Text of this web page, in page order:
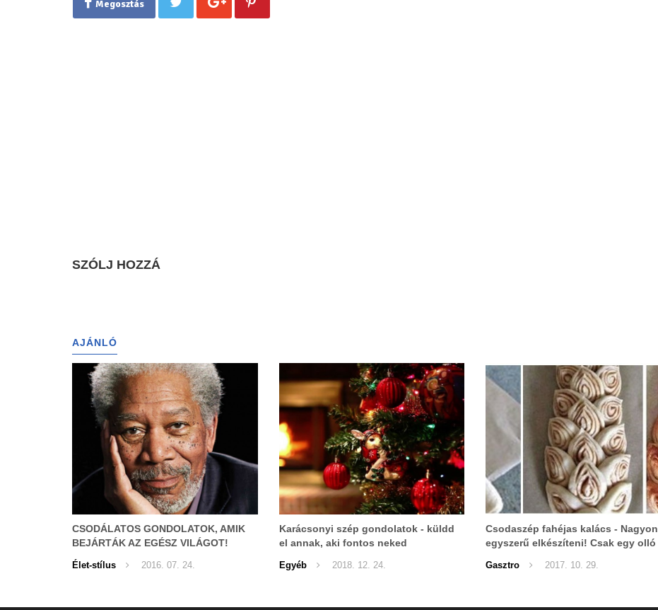
Megosztás
SZÓLJ HOZZÁ
AJÁNLÓ
CSODÁLATOS GONDOLATOK, AMIK
BEJÁRTÁK AZ EGÉSZ VILÁGOT!
Élet-stílus 2016. 07. 24.
Karácsonyi szép gondolatok - küldd
el annak, aki fontos neked
Egyéb 2018. 12. 24.
Csodaszép fahéjas kalács - Nagyon
egyszerű elkészíteni! Csak egy olló
Gasztro 2017. 10. 29.